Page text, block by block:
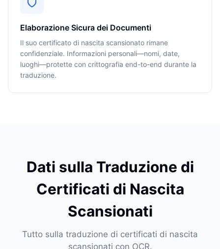
Elaborazione Sicura dei Documenti
Il suo certificato di nascita scansionato rimane
confidenziale. Informazioni personali—nomi, date,
luoghi—protette con crittografia end-to-end durante la
traduzione.
Dati sulla Traduzione di
Certificati di Nascita
Scansionati
Tutto sulla traduzione di certificati di nascita
scansionati con OCR.